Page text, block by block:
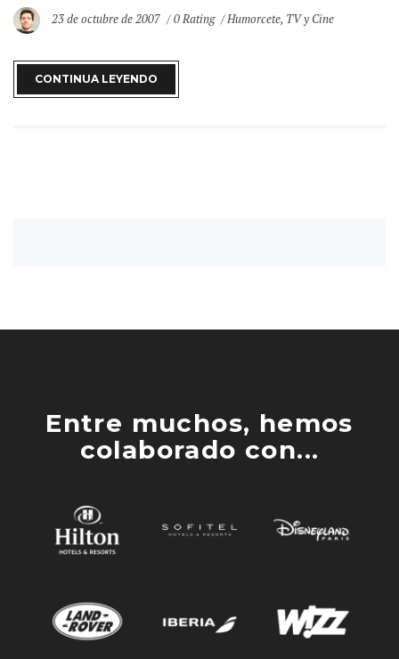
23 de octubre de 2007 0 Rating Humorcete, TV y Cine
CONTINUA LEYENDO
Entre muchos, hemos
colaborado con...